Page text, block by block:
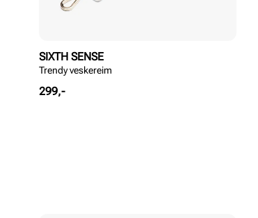
SIXTH SENSE
Trendy veskereim
Pris
299,-